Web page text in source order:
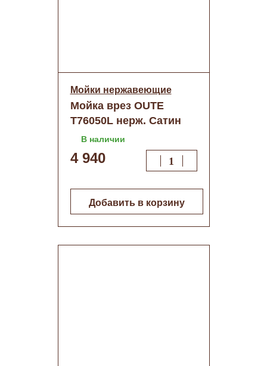
Мойки нержавеющие
Мойка врез OUTE
T76050L нерж. Сатин
60/50
В наличии
4 940
Добавить в корзину